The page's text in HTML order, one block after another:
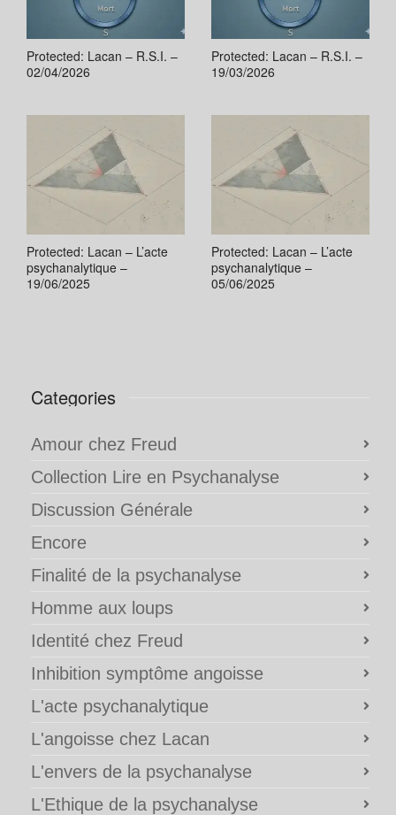
Protected: Lacan – R.S.I. –
02/04/2026
Protected: Lacan – R.S.I. –
19/03/2026
Protected: Lacan – L’acte
psychanalytique –
19/06/2025
Protected: Lacan – L’acte
psychanalytique –
05/06/2025
Categories
Amour chez Freud
Collection Lire en Psychanalyse
Discussion Générale
Encore
Finalité de la psychanalyse
Homme aux loups
Identité chez Freud
Inhibition symptôme angoisse
L'acte psychanalytique
L'angoisse chez Lacan
L'envers de la psychanalyse
L'Ethique de la psychanalyse